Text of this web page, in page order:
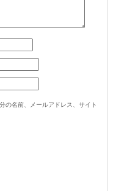
の名前、メールアドレス、サイト